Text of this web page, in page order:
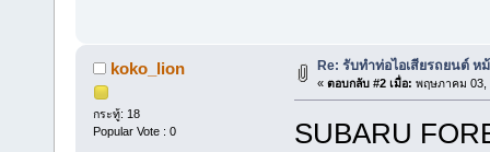
koko_lion
กระทู้: 18
Popular Vote : 0
Re: รับทำท่อไอเสียรถยนต์ ห
« ตอบกลับ #2 เมื่อ: พฤษภาคม 03,
SUBARU